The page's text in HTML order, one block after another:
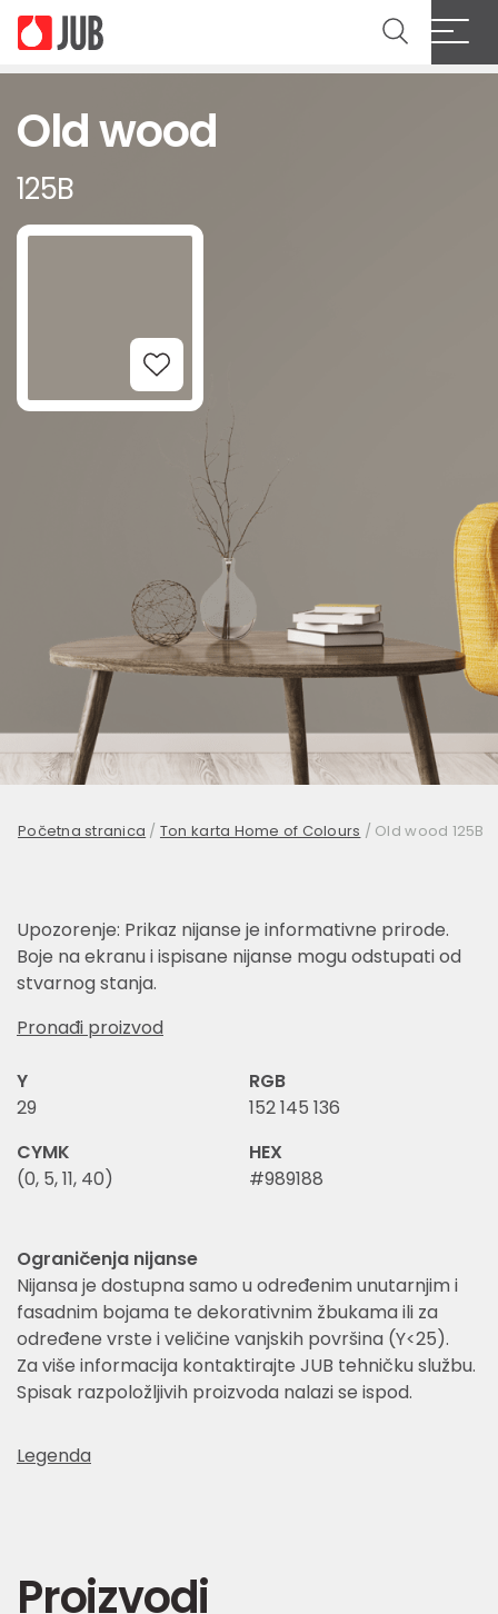
Old wood
125B
Add to Wishlist
Početna stranica / Ton karta Home of Colours / Old wood 125B
Upozorenje: Prikaz nijanse je informativne prirode.
Boje na ekranu i ispisane nijanse mogu odstupati od
stvarnog stanja.
Pronađi proizvod
Y
29
RGB
152 145 136
CYMK
(0, 5, 11, 40)
HEX
#989188
Ograničenja nijanse
Nijansa je dostupna samo u određenim unutarnjim i
fasadnim bojama te dekorativnim žbukama ili za
određene vrste i veličine vanjskih površina (Y<25).
Za više informacija kontaktirajte JUB tehničku službu.
Spisak razpoložljivih proizvoda nalazi se ispod.
Legenda
Proizvodi